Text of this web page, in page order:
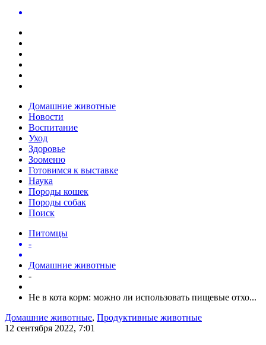
Домашние животные
Новости
Воспитание
Уход
Здоровье
Зооменю
Готовимся к выставке
Наука
Породы кошек
Породы собак
Поиск
Питомцы
-
Домашние животные
-
Не в кота корм: можно ли использовать пищевые отхо...
Домашние животные, Продуктивные животные
12 сентября 2022, 7:01